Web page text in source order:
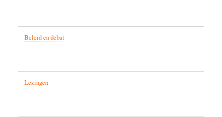
Beleid en debat
Lezingen